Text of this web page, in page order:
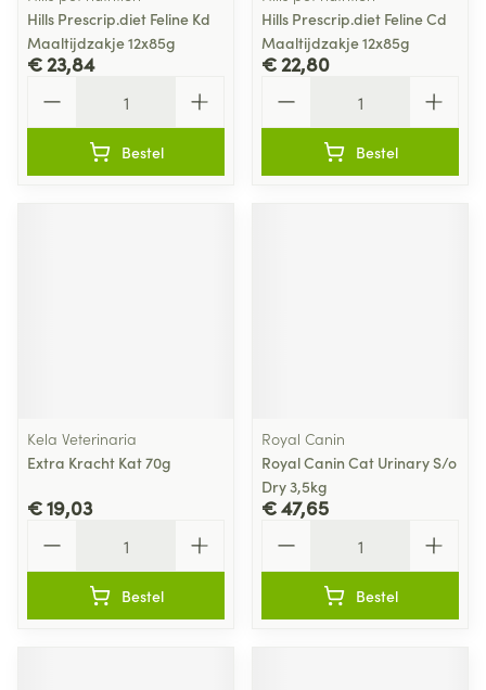
Hills Prescrip.diet Feline Kd
Maaltijdzakje 12x85g
€ 23,84
Bestel
Hills Prescrip.diet Feline Cd
Maaltijdzakje 12x85g
€ 22,80
Bestel
Kela Veterinaria
Extra Kracht Kat 70g
€ 19,03
Bestel
Royal Canin
Royal Canin Cat Urinary S/o
Dry 3,5kg
€ 47,65
Bestel